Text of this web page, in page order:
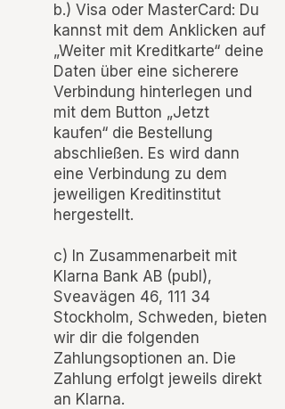
b.) Visa oder MasterCard: Du
kannst mit dem Anklicken auf
„Weiter mit Kreditkarte“ deine
Daten über eine sicherere
Verbindung hinterlegen und
mit dem Button „Jetzt
kaufen“ die Bestellung
abschließen. Es wird dann
eine Verbindung zu dem
jeweiligen Kreditinstitut
hergestellt.
c) In Zusammenarbeit mit
Klarna Bank AB (publ),
Sveavägen 46, 111 34
Stockholm, Schweden, bieten
wir dir die folgenden
Zahlungsoptionen an. Die
Zahlung erfolgt jeweils direkt
an Klarna.